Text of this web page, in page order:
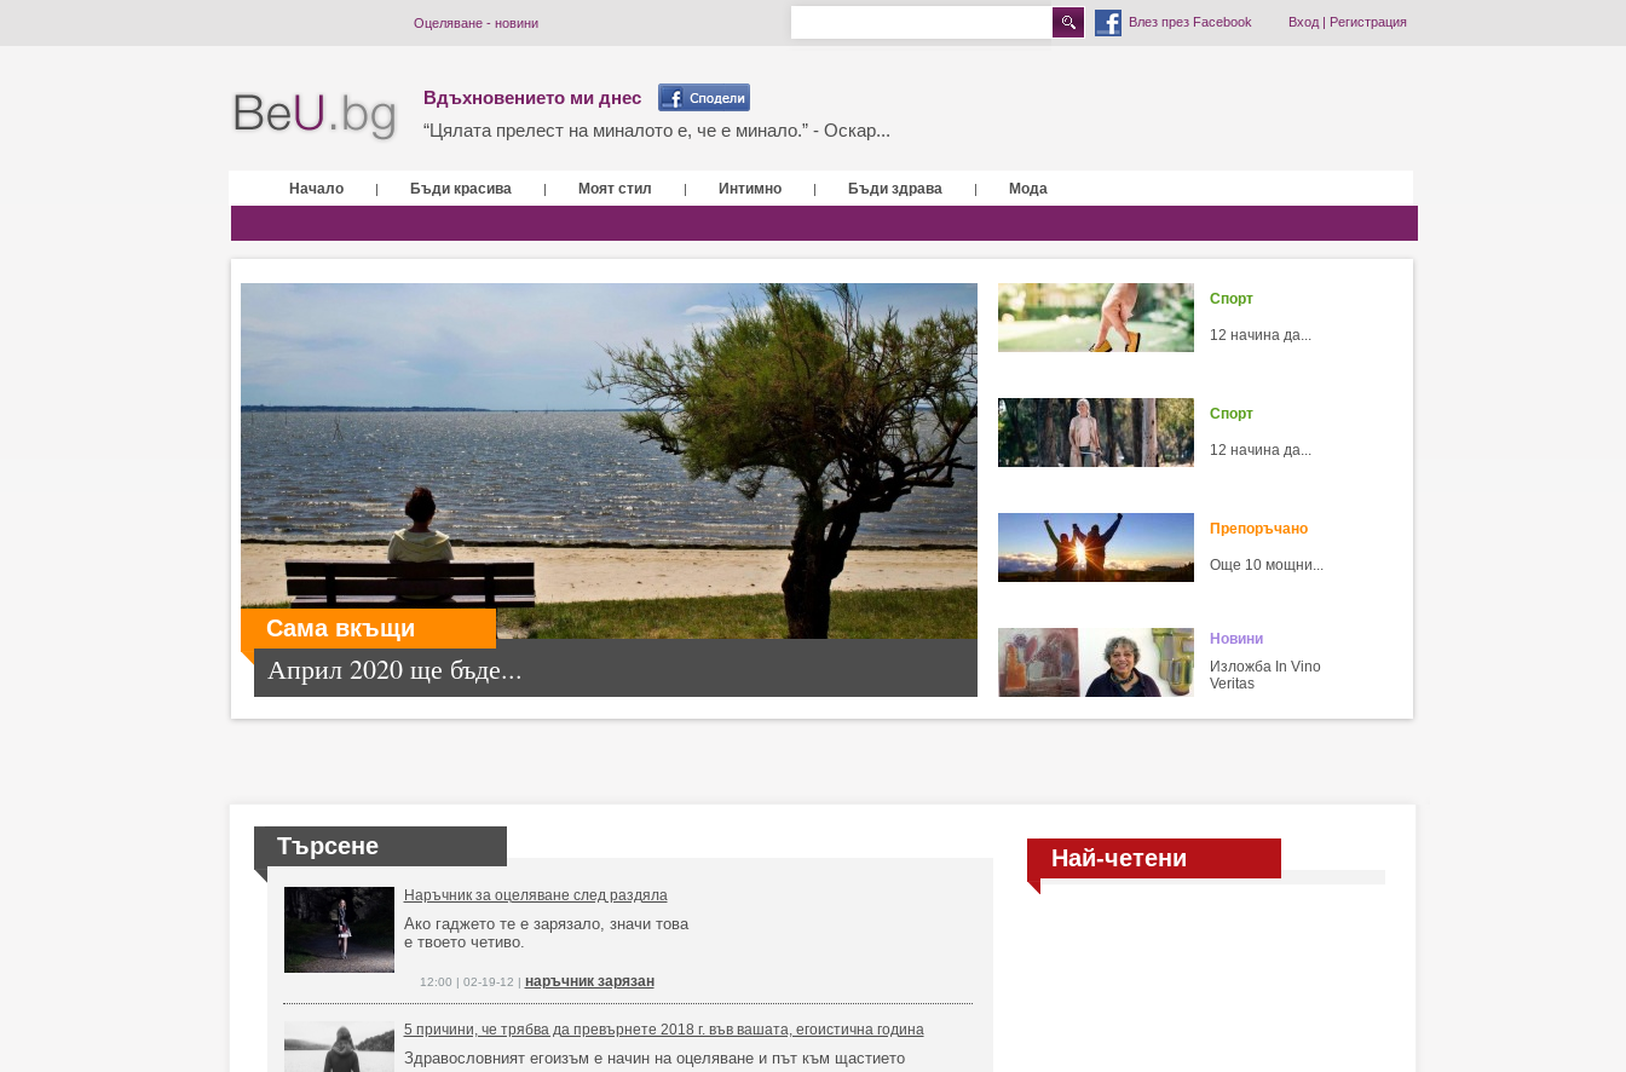
Оцеляване - новини Влез през Facebook Вход| Регистрация
Вдъхновението ми днес
“Цялата прелест на миналото е, че е минало.” - Оскар...
Начало | Бъди красива | Моят стил | Интимно | Бъди здрава | Мода
Сама вкъщи
Април 2020 ще бъде...
Спорт
12 начина да...
Спорт
12 начина да...
Препоръчано
Още 10 мощни...
Новини
Изложба In Vino
Veritas
Търсене
Наръчник за оцеляване след раздяла
Ако гаджето те е зарязало, значи това
е твоето четиво.
12:00 | 02-19-12 | наръчник зарязан
5 причини, че трябва да превърнете 2018 г. във вашата, егоистична година
Здравословният егоизъм е начин на оцеляване и път към щастието
Най-четени